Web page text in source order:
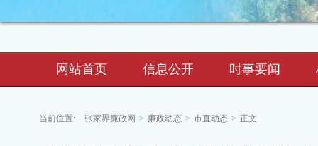
网站首页 信息公开 时事要闻
当前位置: 张家界廉政网 > 廉政动态 > 市直动态 > 正文